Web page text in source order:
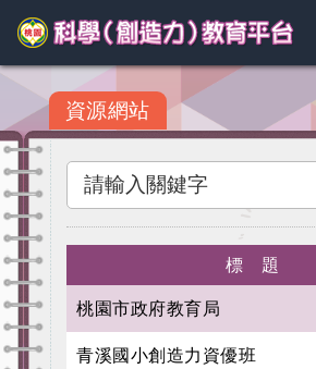
資源網站
標 題
桃園市政府教育局
青溪國小創造力資優班